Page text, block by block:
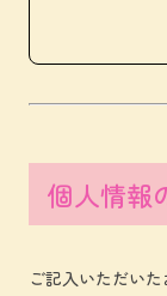
個人情報
ご記入いただい